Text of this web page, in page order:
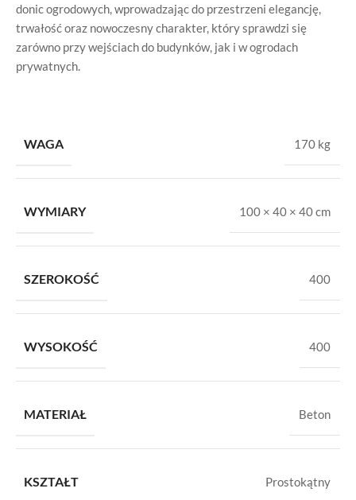
donic ogrodowych, wprowadzając do przestrzeni elegancję,
trwałość oraz nowoczesny charakter, który sprawdzi się
zarówno przy wejściach do budynków, jak i w ogrodach
prywatnych.
WAGA 170 kg
WYMIARY 100 × 40 × 40 cm
SZEROKOŚĆ 400
WYSOKOŚĆ 400
MATERIAŁ Beton
KSZTAŁT Prostokątny